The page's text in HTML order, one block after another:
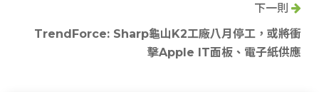
下一則
TrendForce: Sharp龜山K2工廠八月停工，或將衝
擊Apple IT面板、電子紙供應